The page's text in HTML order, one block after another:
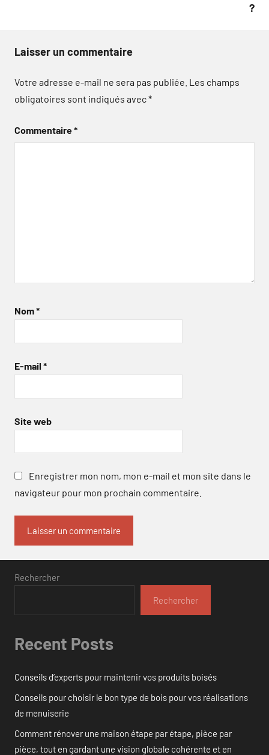
?
Laisser un commentaire
Votre adresse e-mail ne sera pas publiée. Les champs
obligatoires sont indiqués avec*
Commentaire*
Nom*
E-mail *
Site web
Enregistrer mon nom, mon e-mail et mon site dans le
navigateur pour mon prochain commentaire.
Rechercher
Rechercher
Recent Posts
Conseils d’experts pour maintenir vos produits boisés
Conseils pour choisir le bon type de bois pour vos réalisations
de menuiserie
Comment rénover une maison étape par étape, pièce par
pièce, tout en gardant une vision globale cohérente et en